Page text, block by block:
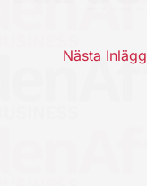
Nästa Inlägg